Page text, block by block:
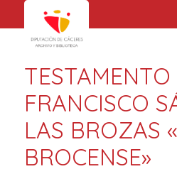
TESTAMENTO
FRANCISCO
LAS BROZAS
BROCENSE»